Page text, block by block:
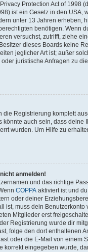
Protection Act of 1998
ist ein Gesetz in den USA,
unter 13 Jahren erheben,
benötigen. Wenn
versuchst, zutrifft, ziehe
dieses Boards keine
jeglicher Art ist; außer
juristische Anfragen zu
die Registrierung komplett
auch sein, dass deine
wurden. Um Hilfe zu
anmelden!
und das richtige
COPPA aktiviert ist und
oder deiner
ist, muss dein
Mitglieder erst
Registrierung wurde dir
folge den dort enthaltenen
oder die E-Mail von einem
korrekt eingegeben wurde,